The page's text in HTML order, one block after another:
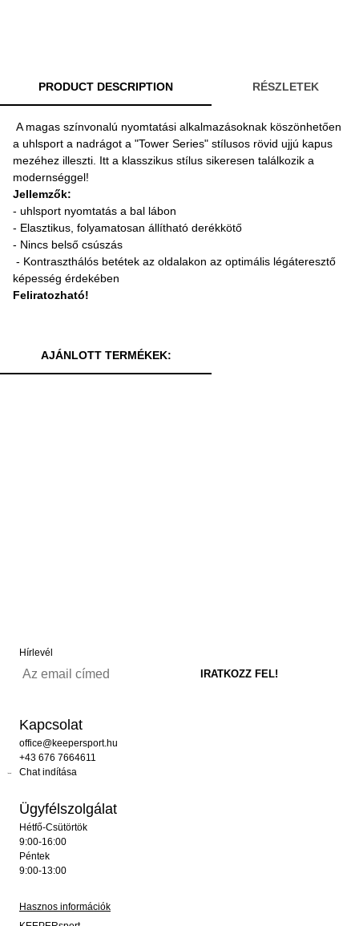
PRODUCT DESCRIPTION RÉSZLETEK
A magas színvonalú nyomtatási alkalmazásoknak köszönhetően
a uhlsport a nadrágot a "Tower Series" stílusos rövid ujjú kapus
mezéhez illeszti. Itt a klasszikus stílus sikeresen találkozik a
modernséggel!
Jellemzők:
- uhlsport nyomtatás a bal lábon
- Elasztikus, folyamatosan állítható derékkötő
- Nincs belső csúszás
- Kontraszthálós betétek az oldalakon az optimális légáteresztő
képesség érdekében
Feliratozható!
AJÁNLOTT TERMÉKEK:
Hírlevél
Kapcsolat
office@keepersport.hu
+43 676 7664611
Chat indítása
Ügyfélszolgálat
Hétfő-Csütörtök
9:00-16:00
Péntek
9:00-13:00
Hasznos információk